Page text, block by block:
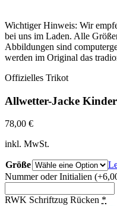
Wichtiger Hinweis: Wir
bei uns im Laden. Alle
Abbildungen sind
werden im Original das
Offizielles Trikot
Allwetter-Jacke
78,00 €
inkl. MwSt.
Größe
Nummer oder Initialien
RWK Schriftzug Rücken *